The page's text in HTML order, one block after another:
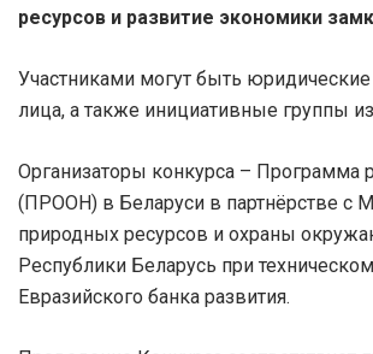
ресурсов и развитие экономики
Участниками могут быть
лица, а также инициативные группы
Организаторы конкурса – Программа
(ПРООН) в Беларуси в партнёрстве с
природных ресурсов и охраны
Республики Беларусь при
Евразийского банка развития.